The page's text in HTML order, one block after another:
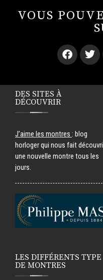
VOUS
DES SITES À
DÉCOUVRIR
J’aime les montres : blog
horloger qui nous fait
une nouvelle montre tous les
jours.
LES DIFFÉRENTS TYPE
DE MONTRES